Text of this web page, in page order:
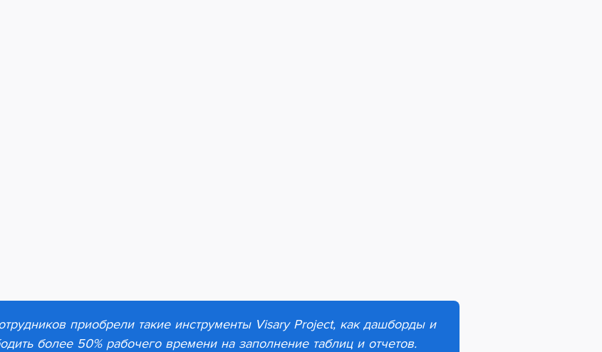
приобрели такие инструменты Visary Project, как дашборды и
более 50% рабочего времени на заполнение таблиц и отчетов.